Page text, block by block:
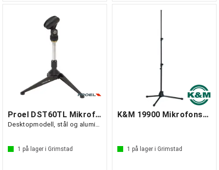
Proel DST60TL Mikrofonstativ
Desktopmodell, stål og aluminium
1 på lager i Grimstad
K&M 19900 Mikrofonstativ sort
1 på lager i Grimstad